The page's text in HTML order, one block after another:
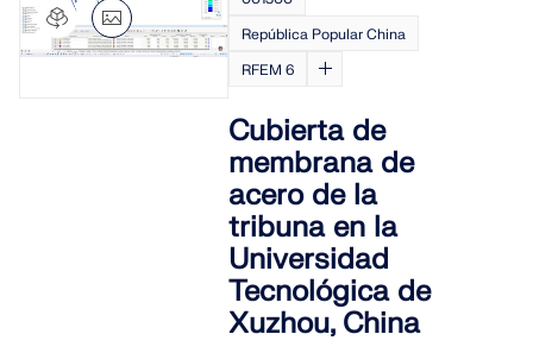
República Popular China
RFEM 6
Cubierta de
membrana de
acero de la
tribuna en la
Universidad
Tecnológica de
Xuzhou, China